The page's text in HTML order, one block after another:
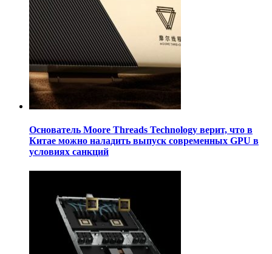
Основатель Moore Threads Technology верит, что в
Китае можно наладить выпуск современных GPU в
условиях санкций